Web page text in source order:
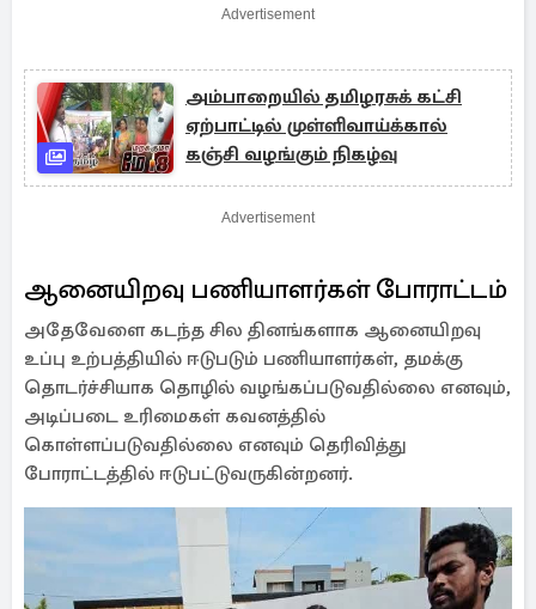
Advertisement
அம்பாறையில் தமிழரசுக் கட்சி
ஏற்பாட்டில் முள்ளிவாய்க்கால்
கஞ்சி வழங்கும் நிகழ்வு
Advertisement
ஆனையிறவு பணியாளர்கள் போராட்டம்
அதேவேளை கடந்த சில தினங்களாக ஆனையிறவு
உப்பு உற்பத்தியில் ஈடுபடும் பணியாளர்கள், தமக்கு
தொடர்ச்சியாக தொழில் வழங்கப்படுவதில்லை எனவும்,
அடிப்படை உரிமைகள் கவனத்தில்
கொள்ளப்படுவதில்லை எனவும் தெரிவித்து
போராட்டத்தில் ஈடுபட்டுவருகின்றனர்.